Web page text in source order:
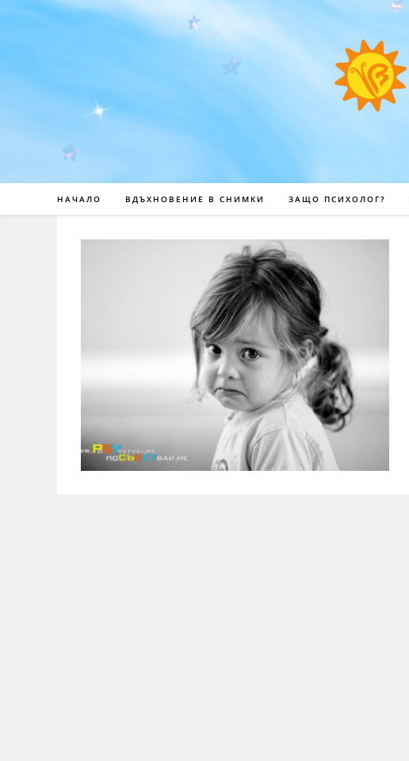
НАЧАЛО ВДЪХНОВЕНИЕ В СНИМКИ ЗАЩО ПСИХОЛОГ?